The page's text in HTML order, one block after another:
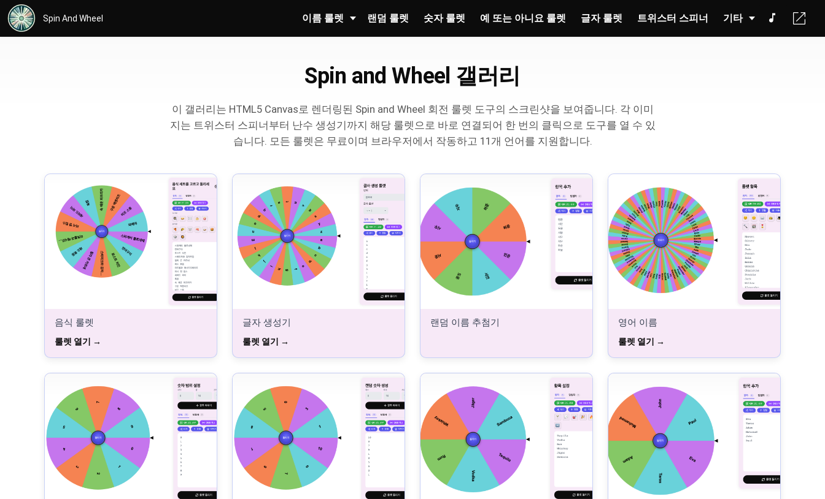
Spin And Wheel 이름 룰렛 랜덤 룰렛 숫자 룰렛 예 또는 아니요 룰렛 글자 룰렛 트위스터 스피너 기타
Spin and Wheel 갤러리
이 갤러리는 HTML5 Canvas로 렌더링된 Spin and Wheel 회전 룰렛 도구의 스크린샷을 보여줍니다. 각 이미
지는 트위스터 스피너부터 난수 생성기까지 해당 룰렛으로 바로 연결되어 한 번의 클릭으로 도구를 열 수 있
습니다. 모든 룰렛은 무료이며 브라우저에서 작동하고 11개 언어를 지원합니다.
음식 룰렛
룰렛 열기
글자 생성기
룰렛 열기
랜덤 이름 추첨기 영어 이름
룰렛 열기